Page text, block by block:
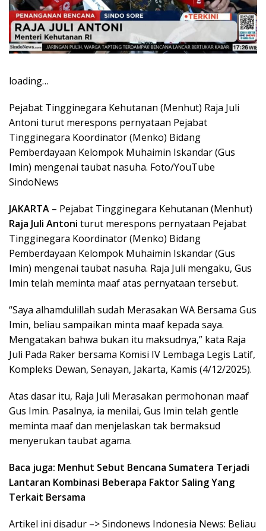
loading…
Pejabat Tingginegara Kehutanan (Menhut) Raja Juli
Antoni turut merespons pernyataan Pejabat
Tingginegara Koordinator (Menko) Bidang
Pemberdayaan Kelompok Muhaimin Iskandar (Gus
Imin) mengenai taubat nasuha. Foto/YouTube
SindoNews
JAKARTA – Pejabat Tingginegara Kehutanan (Menhut)
Raja Juli Antoni turut merespons pernyataan Pejabat
Tingginegara Koordinator (Menko) Bidang
Pemberdayaan Kelompok Muhaimin Iskandar (Gus
Imin) mengenai taubat nasuha. Raja Juli mengaku, Gus
Imin telah meminta maaf atas pernyataan tersebut.
“Saya alhamdulillah sudah Merasakan WA Bersama Gus
Imin, beliau sampaikan minta maaf kepada saya.
Mengatakan bahwa bukan itu maksudnya,” kata Raja
Juli Pada Raker bersama Komisi IV Lembaga Legis Latif,
Kompleks Dewan, Senayan, Jakarta, Kamis (4/12/2025).
Atas dasar itu, Raja Juli Merasakan permohonan maaf
Gus Imin. Pasalnya, ia menilai, Gus Imin telah gentle
meminta maaf dan menjelaskan tak bermaksud
menyerukan taubat agama.
Baca juga: Menhut Sebut Bencana Sumatera Terjadi
Lantaran Kombinasi Beberapa Faktor Saling Yang
Terkait Bersama
Artikel ini disadur –> Sindonews Indonesia News: Beliau